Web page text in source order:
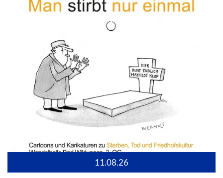
11.08.26